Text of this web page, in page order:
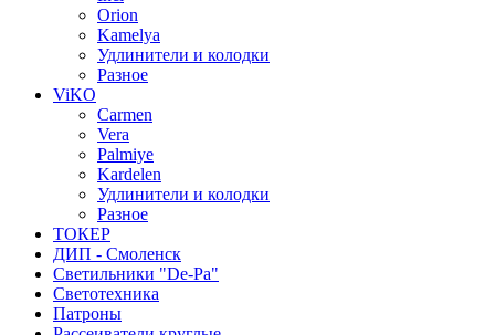
Orion
Kamelya
Удлинители и колодки
Разное
ViKO
Carmen
Vera
Palmiye
Kardelen
Удлинители и колодки
Разное
ТОКЕР
ДИП - Смоленск
Светильники "De-Pa"
Светотехника
Патроны